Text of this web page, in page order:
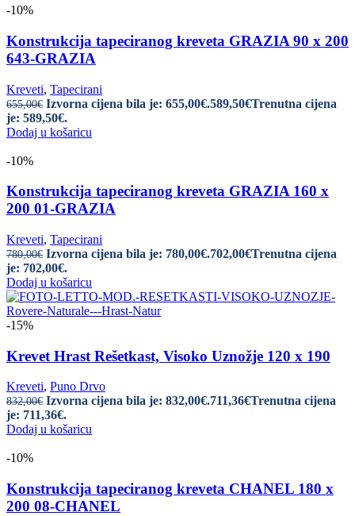
-10%
Konstrukcija tapeciranog kreveta GRAZIA 90 x 200
643-GRAZIA
Kreveti, Tapecirani
655,00€ Izvorna cijena bila je: 655,00€.589,50€Trenutna cijena
je: 589,50€.
Dodaj u košaricu
-10%
Konstrukcija tapeciranog kreveta GRAZIA 160 x
200 01-GRAZIA
Kreveti, Tapecirani
780,00€ Izvorna cijena bila je: 780,00€.702,00€Trenutna cijena
je: 702,00€.
Dodaj u košaricu
-15%
Krevet Hrast Rešetkast, Visoko Uznožje 120 x 190
Kreveti, Puno Drvo
832,00€ Izvorna cijena bila je: 832,00€.711,36€Trenutna cijena
je: 711,36€.
Dodaj u košaricu
-10%
Konstrukcija tapeciranog kreveta CHANEL 180 x
200 08-CHANEL